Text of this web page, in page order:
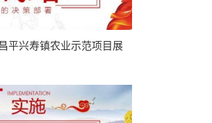
平兴寿镇农业示范项目展